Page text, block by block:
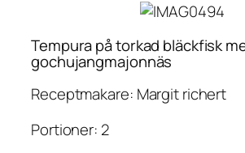
Tempura på torkad bläckfisk
gochujangmajonnäs
Receptmakare: Margit richert
Portioner: 2